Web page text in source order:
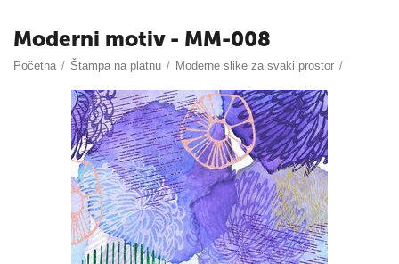
Moderni motiv - MM-008
Početna / Štampa na platnu / Moderne slike za svaki prostor /